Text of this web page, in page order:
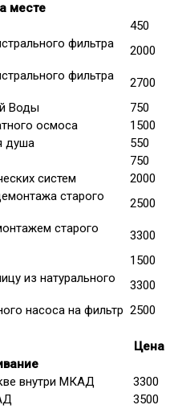
месте
450
фильтра
2000
фильтра
2700
Воды
750
осмоса
1500
душа
550
750
систем
2000
старого
2500
старого
3300
1500
из натурального
3300
насоса на фильтр 2500
Цена
внутри МКАД
3300
3500